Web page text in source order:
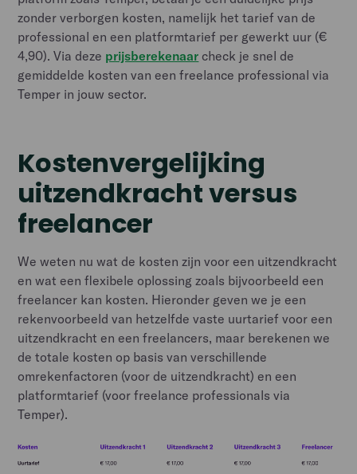
zonder verborgen kosten, namelijk het tarief van de
professional en een platformtarief per gewerkt uur (€
4,90). Via deze prijsberekenaar check je snel de
gemiddelde kosten van een freelance professional via
Temper in jouw sector.
Kostenvergelijking
uitzendkracht versus
freelancer
We weten nu wat de kosten zijn voor een uitzendkracht
en wat een flexibele oplossing zoals bijvoorbeeld een
freelancer kan kosten. Hieronder geven we je een
rekenvoorbeeld van hetzelfde vaste uurtarief voor een
uitzendkracht en een freelancers, maar berekenen we
de totale kosten op basis van verschillende
omrekenfactoren (voor de uitzendkracht) en een
platformtarief (voor freelance professionals via
Temper).